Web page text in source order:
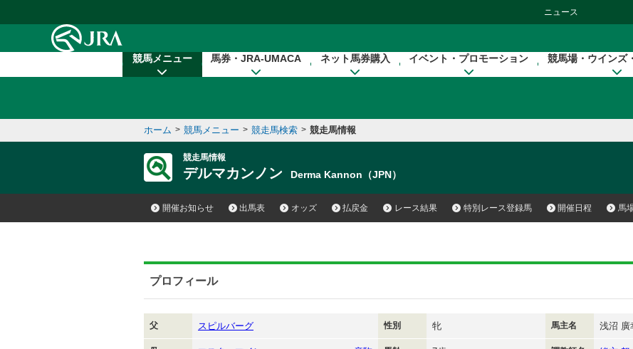
ニュース
競馬メニュー 馬券・JRA-UMACA ネット馬券購入 イベント・プロモーション 競馬場・ウインズ
ホーム > 競馬メニュー > 競走馬検索 > 競走馬情報
競走馬情報
デルマカンノン Derma Kannon（JPN）
開催お知らせ 出馬表 オッズ 払戻金 レース結果 特別レース登録馬 開催日程 馬
プロフィール
父 スピルバーグ 性別 牝 馬主名 浅沼 廣